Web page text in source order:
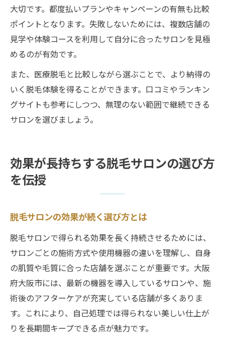
大切です。都度払いプランやキャンペーンの有無も比較
ポイントとなります。失敗しないためには、複数店舗の
見学や体験コースを利用して自分に合ったサロンを見極
めるのが有効です。
また、医療脱毛と比較しながら選ぶことで、より納得の
いく脱毛体験を得ることができます。口コミやランキン
グサイトも参考にしつつ、無理のない範囲で継続できる
サロンを選びましょう。
効果が長持ちする脱毛サロンの選び方
を伝授
脱毛サロンの効果が続く選び方とは
脱毛サロンで得られる効果を長く持続させるためには、
サロンごとの施術方式や使用機器の違いを理解し、自身
の肌質や毛質に合った店舗を選ぶことが重要です。大阪
府大阪市には、最新の機器を導入しているサロンや、施
術後のアフターケアが充実している店舗が多くありま
す。これにより、自己処理では得られない美しい仕上が
りを長期間キープできる点が魅力です。